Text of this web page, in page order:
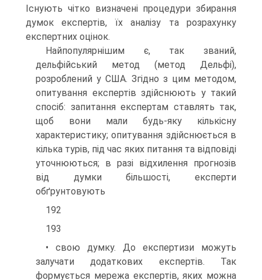
Існують чітко визначені процедури збирання
думок експертів, їх аналізу та розрахунку
експертних оцінок.
Найпопулярнішим є, так званий,
дельфійський метод (метод Дельфі),
розроблений у США. Згідно з цим методом,
опитування експертів здійснюють у такий
спосіб: запитання експертам ставлять так,
щоб вони мали будь-яку кількісну
характеристику; опитування здійснюється в
кілька турів, під час яких питання та відповіді
уточнюються; в разі відхилення прогнозів
від думки більшості, експерти
обґрунтовують
192
193
• свою думку. До експертизи можуть
залучати додаткових експертів. Так
формується мережа експертів, яких можна